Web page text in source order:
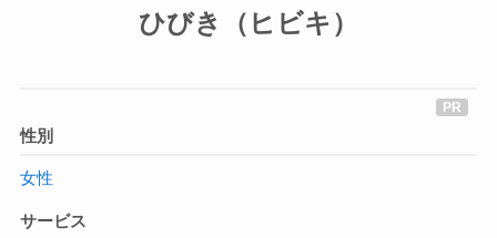
ひびき（ヒビキ）
性別
女性
サービス